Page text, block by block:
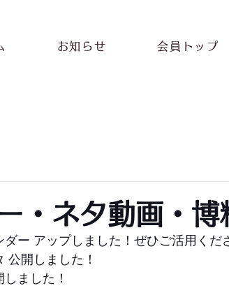
お知らせ 会員トップ
・ネタ動画・博
ー アップしました！ぜひご活用くだ
公開しました！
ました！